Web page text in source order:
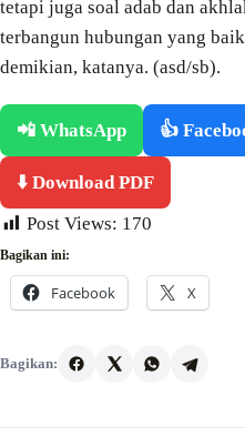
tetapi juga soal adab dan
terbangun hubungan yang
demikian, katanya. (asd/sb).
📲 WhatsApp 👍
⬇️ Download PDF
Post Views: 170
Bagikan ini:
Facebook X
Bagikan: